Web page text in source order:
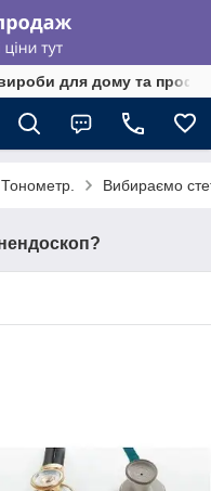
вироби для дому та
Вибираємо